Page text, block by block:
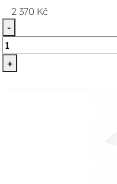
2 370 Kč
-
+